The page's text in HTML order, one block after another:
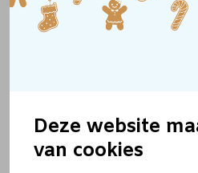
Deze website
van cookies